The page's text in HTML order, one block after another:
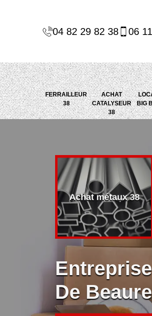
04 82 29 82 38 06
FERRAILLEUR
38
ACHAT
CATALYSEUR
38
BIG
Achat métaux 38
De